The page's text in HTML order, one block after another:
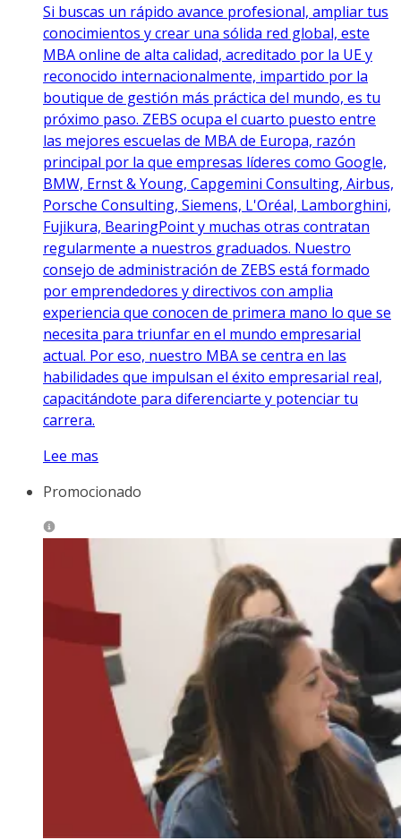
Si buscas un rápido avance profesional, ampliar tus
conocimientos y crear una sólida red global, este
MBA online de alta calidad, acreditado por la UE y
reconocido internacionalmente, impartido por la
boutique de gestión más práctica del mundo, es tu
próximo paso. ZEBS ocupa el cuarto puesto entre
las mejores escuelas de MBA de Europa, razón
principal por la que empresas líderes como Google,
BMW, Ernst & Young, Capgemini Consulting, Airbus,
Porsche Consulting, Siemens, L'Oréal, Lamborghini,
Fujikura, BearingPoint y muchas otras contratan
regularmente a nuestros graduados. Nuestro
consejo de administración de ZEBS está formado
por emprendedores y directivos con amplia
experiencia que conocen de primera mano lo que se
necesita para triunfar en el mundo empresarial
actual. Por eso, nuestro MBA se centra en las
habilidades que impulsan el éxito empresarial real,
capacitándote para diferenciarte y potenciar tu
carrera.
Lee mas
Promocionado